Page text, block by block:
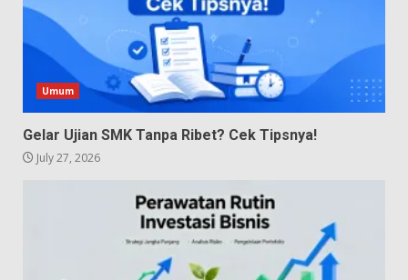
Umum
Gelar Ujian SMK Tanpa Ribet? Cek Tipsnya!
July 27, 2026